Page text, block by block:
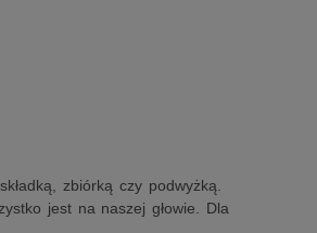
zbiórką czy podwyżką.
jest na naszej głowie. Dla